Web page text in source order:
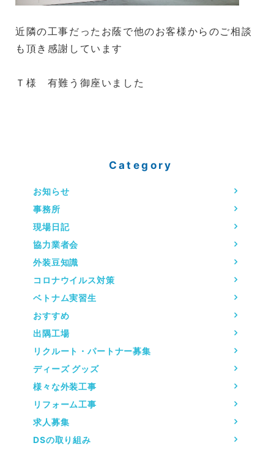
近隣の工事だったお蔭で他のお客様からのご相談
も頂き感謝しています
Ｔ様 有難う御座いました
Category
お知らせ
事務所
現場日記
協力業者会
外装豆知識
コロナウイルス対策
ベトナム実習生
おすすめ
出隅工場
リクルート・パートナー募集
ディーズ グッズ
様々な外装工事
リフォーム工事
求人募集
DSの取り組み